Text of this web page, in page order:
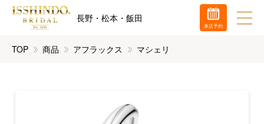
長野・松本・飯田
TOP 商品 アフラックス マシェリ
来店予約